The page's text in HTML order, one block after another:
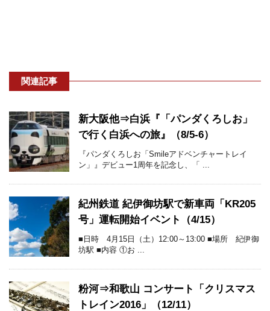
関連記事
新大阪他⇒白浜『「パンダくろしお」
で行く白浜への旅』（8/5-6）
『パンダくろしお「Smileアドベンチャートレイ
ン」』デビュー1周年を記念し、「 ...
紀州鉄道 紀伊御坊駅で新車両「KR205
号」運転開始イベント（4/15）
■日時 4月15日（土）12:00～13:00 ■場所 紀伊御
坊駅 ■内容 ①お ...
粉河⇒和歌山 コンサート「クリスマス
トレイン2016」（12/11）